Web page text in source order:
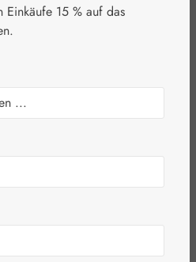
&
Einkäufe 15 % auf das